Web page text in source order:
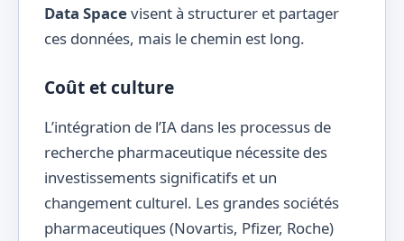
Data Spacevisent à structurer et partager
ces données, mais le chemin est long.
Coût et culture
L’intégration de l’IA dans les processus de
recherche pharmaceutique nécessite des
investissements significatifs et un
changement culturel. Les grandes sociétés
pharmaceutiques (Novartis, Pfizer, Roche)